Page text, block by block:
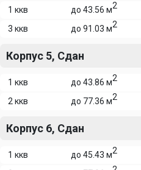
1 ккв
до 43.56 м2
3 ккв
до 91.03 м2
Корпус 5, Сдан
1 ккв до 43.86 м2
2 ккв
до 77.36 м2
Корпус 6, Сдан
1 ккв до 45.43 м2